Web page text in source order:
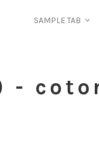
SAMPLE TAB
-